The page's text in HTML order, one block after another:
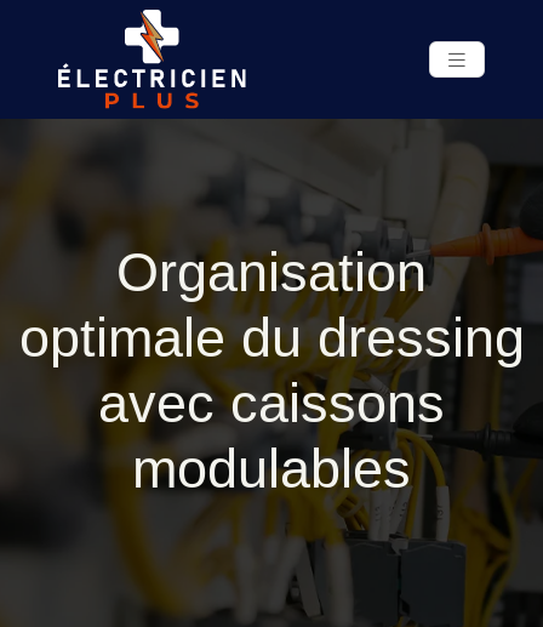
Organisation
optimale du dressing
avec caissons
modulables